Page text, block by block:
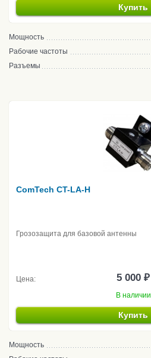
Купить
Мощность
Рабочие частоты
Разъемы
ComTech CT-LA-H
Грозозащита для базовой антенны
Цена: 5 000 ₽
В наличии
Купить
Мощность